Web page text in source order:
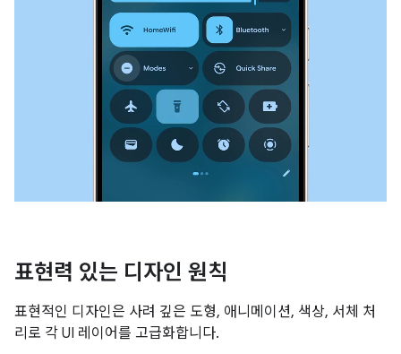
표현력 있는 디자인 원칙
표현적인 디자인은 사려 깊은 도형, 애니메이션, 색상, 서체 처
리로 각 UI 레이어를 고급화합니다.